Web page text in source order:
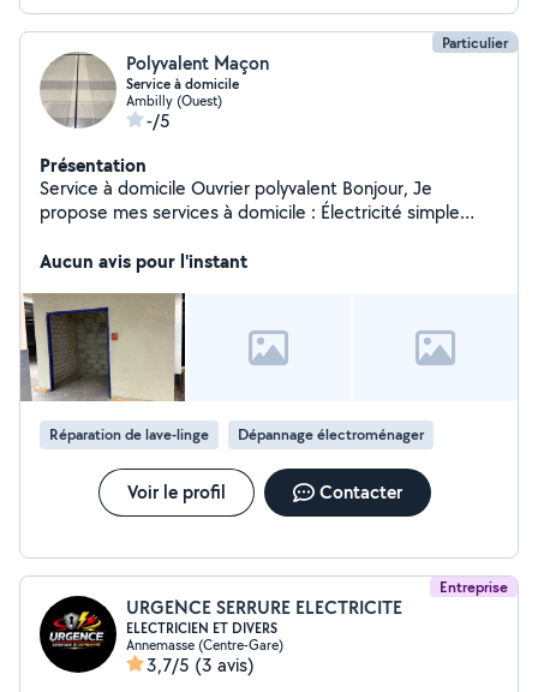
tondeuse ou votre Wi-Fi !
Particulier
Polyvalent Maçon
Service à domicile
Ambilly (Ouest)
-/5
Présentation
Service à domicile Ouvrier polyvalent Bonjour, Je
propose mes services à domicile : Électricité simple
linge / lave-vaisselle Jardinage Maçonnerie Peinture .
sérieux. Merci de me contacter
Aucun avis pour l'instant
Réparation de lave-linge Dépannage électroménager
Voir le profil Contacter
Entreprise
URGENCE SERRURE ELECTRICITE
ELECTRICIEN ET DIVERS
Annemasse (Centre-Gare)
3,7/5 (3 avis)